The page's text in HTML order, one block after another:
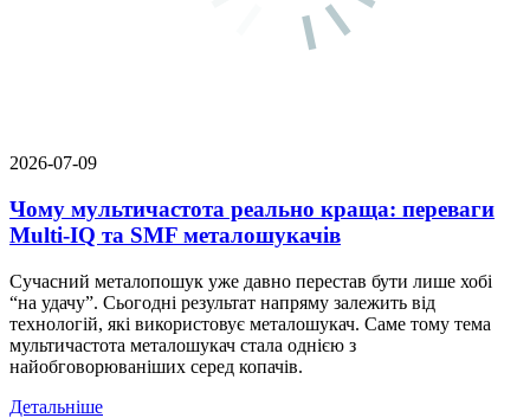
2026-07-09
Чому мультичастота реально краща: переваги
Multi-IQ та SMF металошукачів
Сучасний металопошук уже давно перестав бути лише хобі
“на удачу”. Сьогодні результат напряму залежить від
технологій, які використовує металошукач. Саме тому тема
мультичастота металошукач стала однією з
найобговорюваніших серед копачів.
Детальніше